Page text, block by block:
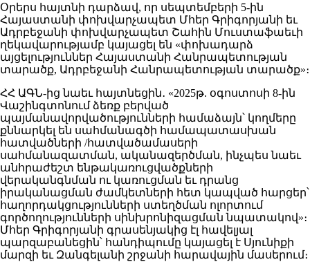
Օրերս հայտնի դարձավ, որ սեպտեմբերի 5-ին
Հայաստանի փոխվարչապետ Մհեր Գրիգորյանի եւ
Ադրբեջանի փոխվարչապետ Շահին Մուստաֆաեւի
ղեկավարությամբ կայացել են «փոխադարձ
այցելություններ Հայաստանի Հանրապետության
տարածք, Ադրբեջանի Հանրապետության տարածք»։
ՀՀ ԱԳՆ-ից նաեւ հայտնեցին․ «2025թ. օգոստոսի 8-ին
Վաշինգտոնում ձեռք բերված
պայմանավորվածությունների համաձայն՝ կողմերը
քննարկել են սահմանագծի համապատասխան
հատվածների /հատվածամասերի
սահմանազատման, ականազերծման, ինչպես նաեւ
անհրաժեշտ ենթակառուցվածքների
վերականգնման ու կառուցման եւ դրանց
իրականացման ժամկետների հետ կապված հարցեր՝
հաղորդակցությունների ստեղծման ոլորտում
գործողությունների սինխրոնիզացման նպատակով»։
Մհեր Գրիգորյանի գրասենյակից էլ հավելյալ
պարզաբանեցին՝ հանդիպումը կայացել է Սյունիքի
մարզի եւ Զանգելանի շրջանի հարավային մասերում։